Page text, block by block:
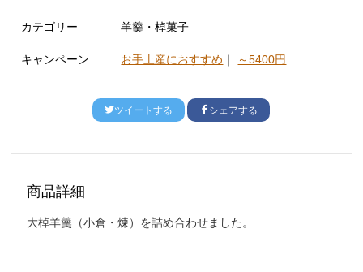
カテゴリー 羊羹・棹菓子
キャンペーン お手土産におすすめ ｜ ～5400円
ツイートする シェアする
商品詳細
大棹羊羹（小倉・煉）を詰め合わせました。